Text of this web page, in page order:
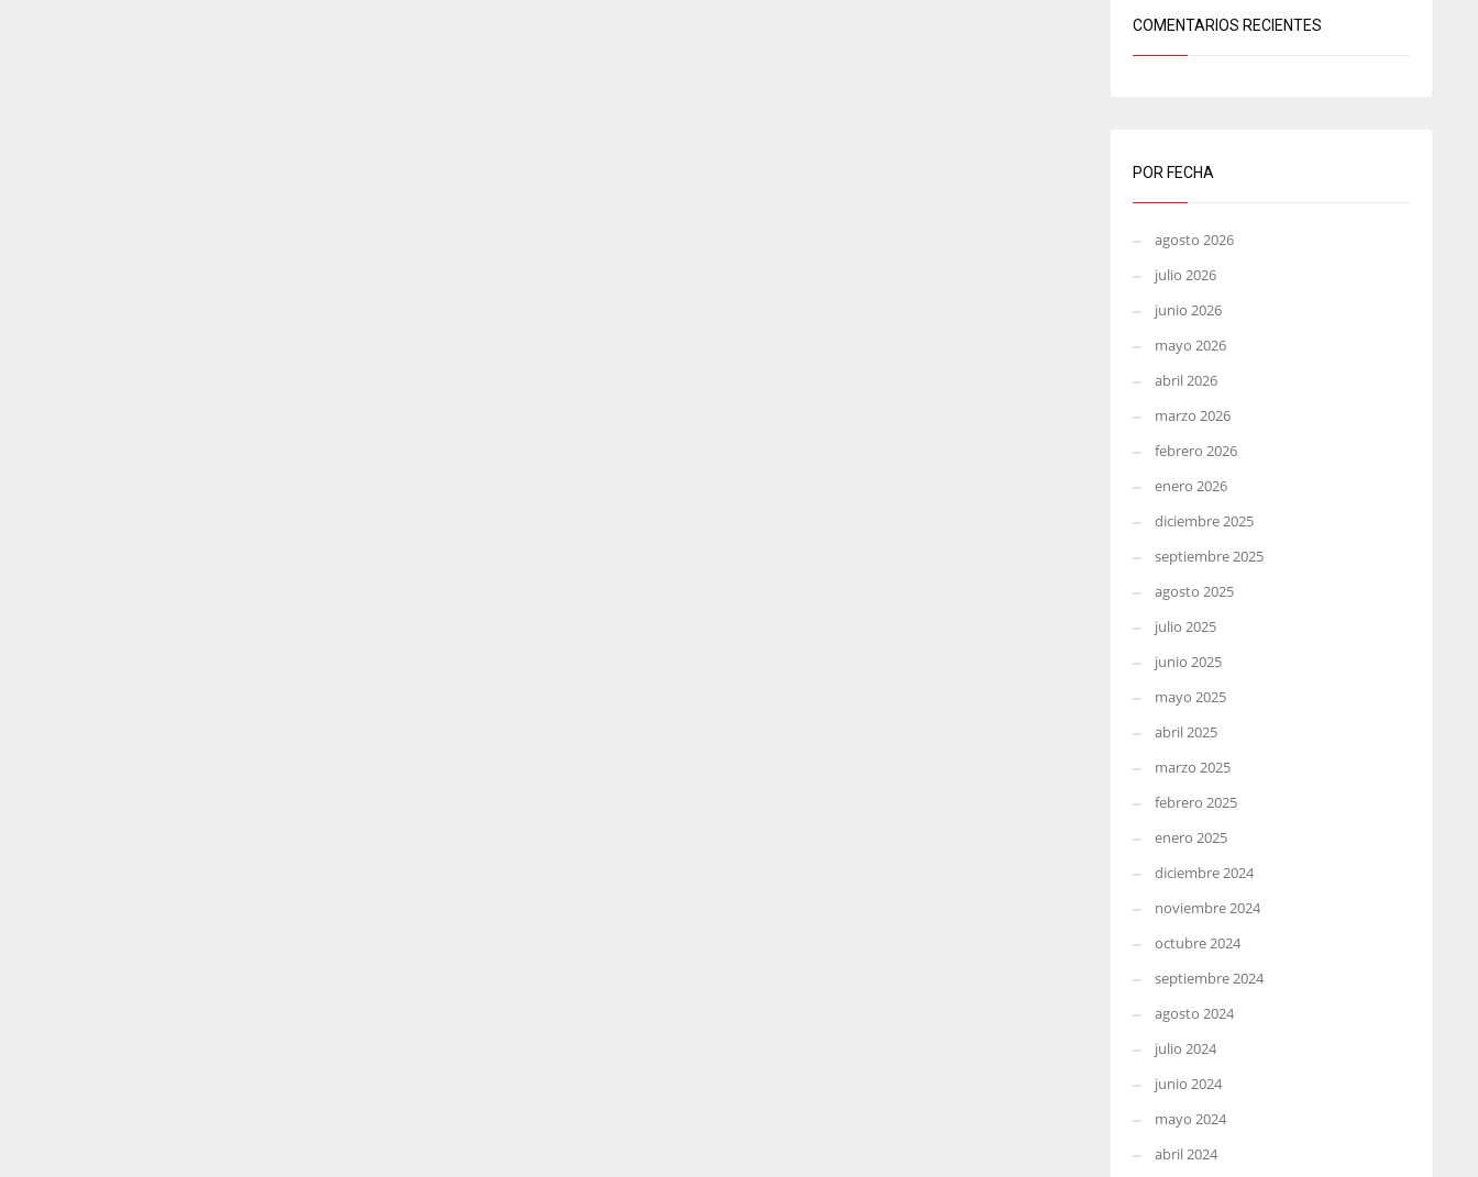
COMENTARIOS RECIENTES
POR FECHA
agosto 2026
julio 2026
junio 2026
mayo 2026
abril 2026
marzo 2026
febrero 2026
enero 2026
diciembre 2025
septiembre 2025
agosto 2025
julio 2025
junio 2025
mayo 2025
abril 2025
marzo 2025
febrero 2025
enero 2025
diciembre 2024
noviembre 2024
octubre 2024
septiembre 2024
agosto 2024
julio 2024
junio 2024
mayo 2024
abril 2024